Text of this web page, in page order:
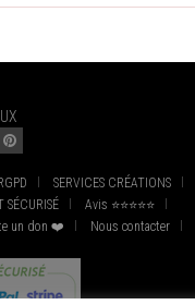
SERVICES CRÉATIONS
SÉCURISÉ
Avis ⭐⭐⭐⭐⭐
un don ❤️
Nous contacter